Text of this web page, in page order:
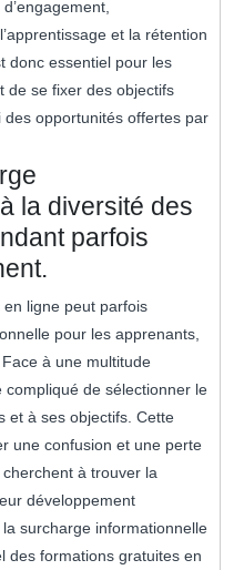
et la rétention
donc essentiel pour les
de se fixer des objectifs
opportunités offertes par
la diversité des
parfois
ligne peut parfois
pour les apprenants,
à une multitude
compliqué de sélectionner le
et à ses objectifs. Cette
une confusion et une perte
à trouver la
développement
surcharge informationnelle
des formations gratuites en